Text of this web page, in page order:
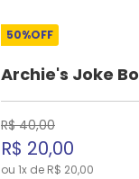
50%OFF
Archie's Joke
R$ 40,00
R$ 20,00
ou 1x de R$ 20,00